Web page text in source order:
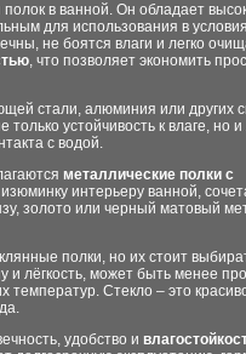
в ванной. Он обладает
для использования в
не боятся влаги и легко
, что позволяет экономить
стали, алюминия или других
устойчивость к влаге, но и
с водой.
металлические полки с
интерьеру ванной,
золото или черный матовый
полки, но их стоит
и лёгкость, может быть менее
Стекло – это
удобство и